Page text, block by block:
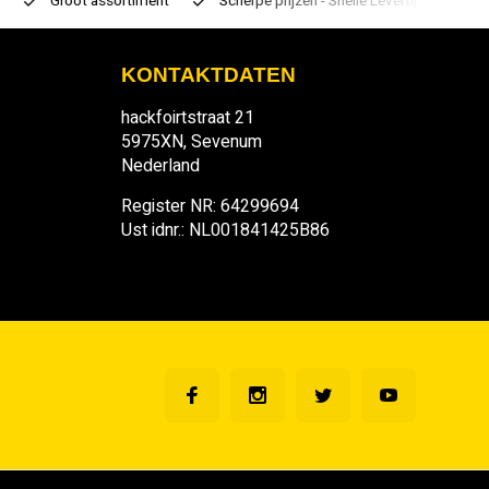
KONTAKTDATEN
hackfoirtstraat 21
5975XN, Sevenum
Nederland
Register NR: 64299694
Ust idnr.: NL001841425B86